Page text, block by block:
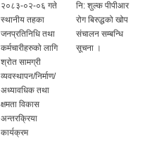
२०८३-०२-०६ गते
स्थानीय तहका
जनप्रतिनिधि तथा
कर्मचारीहरुको लागि
श्रोत सामग्री
व्यवस्थापन/निर्माण/
अध्यावधिक तथा
क्षमता विकास
अन्तरक्रिया
कार्यक्रम
नि: शुल्क पीपीआर
रोग बिरुद्धको खोप
संचालन सम्बन्धि
सूचना ।